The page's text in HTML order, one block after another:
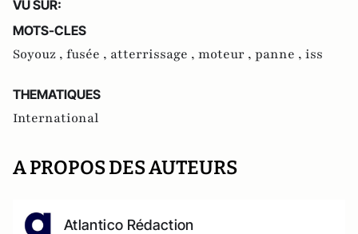
VU SUR:
MOTS-CLES
Soyouz , fusée , atterrissage , moteur , panne , iss
THEMATIQUES
International
A PROPOS DES AUTEURS
Atlantico Rédaction